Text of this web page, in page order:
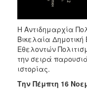
ΤΟΠΟΣ
ΠΟΛΙΤΙΣΜΟΣ
Η Αντιδημαρχία
Βικελαία
Εθελοντών
την σειρά
ιστορίας.
Την Πέμπτη 16